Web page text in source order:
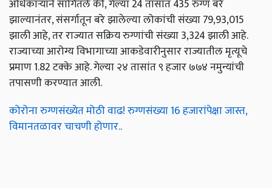
अधिकाऱ्याने सांगितले की, गेल्या 24 तासांत 435 रुग्ण बरे
झाल्यानंतर, संसर्गातून बरे झालेल्या लोकांची संख्या 79,93,015
झाली आहे, तर राज्यात सक्रिय रुग्णांची संख्या 3,324 झाली आहे.
राज्याच्या आरोग्य विभागाच्या आकडेवारीनुसार राज्यातील मृत्यूचे
प्रमाण 1.82 टक्के आहे. गेल्या २४ तासांत ९ हजार ७७४ नमुन्यांची
तपासणी करण्यात आली.
कोरोना रुग्णसंख्येत मोठी वाढ! रुग्णसंख्या 16 हजारांपेक्षा जास्त,
विमानतळावर चाचणी होणार..